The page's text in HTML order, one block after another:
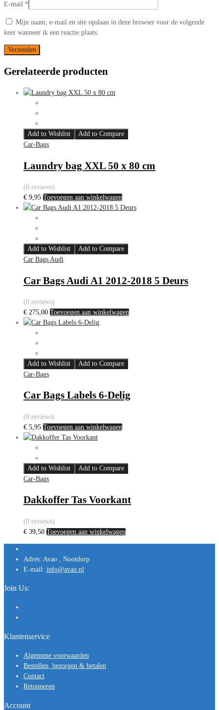
E-mail *
Mijn naam, e-mail en site opslaan in deze browser voor de volgende
keer wanneer ik een reactie plaats.
Gerelateerde producten
Add to Wishlist
Add to Compare
Car-Bags
Laundry bag XXL 50 x 80 cm
(0 reviews)
€ 9,95 Toevoegen aan winkelwagen
Add to Wishlist
Add to Compare
Car Bags Audi
Car Bags Audi A1 2012-2018 5 Deurs
(0 reviews)
€ 275,00 Toevoegen aan winkelwagen
Add to Wishlist
Add to Compare
Car-Bags
Car Bags Labels 6-Delig
(0 reviews)
€ 5,95 Toevoegen aan winkelwagen
Add to Wishlist
Add to Compare
Car-Bags
Dakkoffer Tas Voorkant
(0 reviews)
€ 39,50 Toevoegen aan winkelwagen
Adres: Avao , Nootdorp
E-mail: info@avao.nl
Join Us:
Klantenservice
Algemene voorwaarden
Bestellen, bezorgen & betalen
Contact
Retouneren
Account